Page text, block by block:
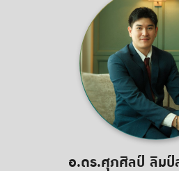
อ.ดร.ศุภศิลป์ ลิม